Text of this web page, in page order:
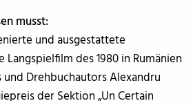
musst:
und ausgestattete
Langspielfilm des 1980 in Rumänien
und Drehbuchautors Alexandru
der Sektion „Un Certain